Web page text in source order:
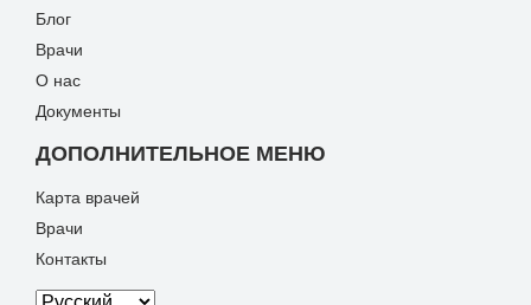
Блог
Врачи
О нас
Документы
ДОПОЛНИТЕЛЬНОЕ МЕНЮ
Карта врачей
Врачи
Контакты